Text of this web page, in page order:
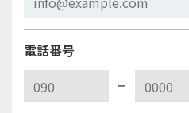
電話番号